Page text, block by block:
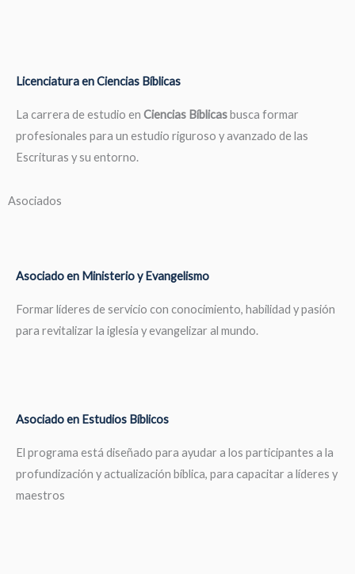
Licenciatura en Ciencias Bíblicas
La carrera de estudio en Ciencias Bíblicasbusca formar
profesionales para un estudio riguroso y avanzado de las
Escrituras y su entorno.
Asociados
Asociado en Ministerio y Evangelismo
Formar líderes de servicio con conocimiento, habilidad y pasión
para revitalizar la iglesia y evangelizar al mundo.
Asociado en Estudios Bíblicos
El programa está diseñado para ayudar a los participantes a la
profundización y actualización bíblica, para capacitar a líderes y
maestros